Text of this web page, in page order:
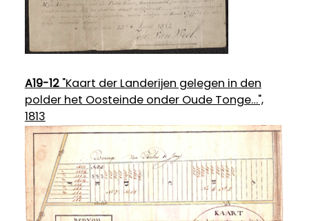
A19-12"Kaart der Landerijen gelegen in den
polder het Oosteinde onder Oude Tonge…",
1813